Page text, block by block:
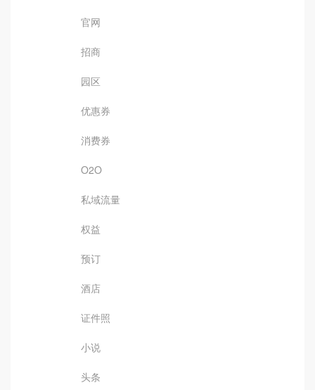
官网
招商
园区
优惠券
消费券
O2O
私域流量
权益
预订
酒店
证件照
小说
头条